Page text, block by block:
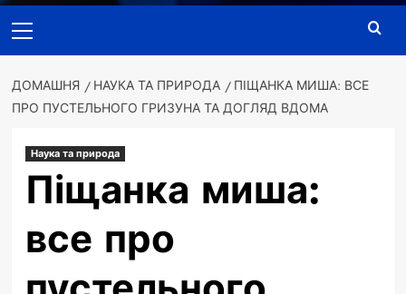
меню
ДОМАШНЯ НАУКА ТА ПРИРОДА
ПІЩАНКА МИША: ВСЕ
ПРО ПУСТЕЛЬНОГО ГРИЗУНА ТА ДОГЛЯД ВДОМА
Наука та природа
Піщанка миша:
все про